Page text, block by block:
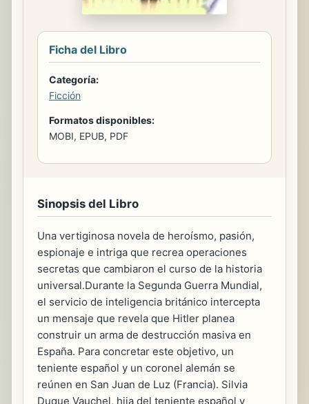
Ficha del Libro
Categoría:
Ficción
Formatos disponibles:
MOBI, EPUB, PDF
Sinopsis del Libro
Una vertiginosa novela de heroísmo, pasión,
espionaje e intriga que recrea operaciones
secretas que cambiaron el curso de la historia
universal.Durante la Segunda Guerra Mundial,
el servicio de inteligencia británico intercepta
un mensaje que revela que Hitler planea
construir un arma de destrucción masiva en
España. Para concretar este objetivo, un
teniente español y un coronel alemán se
reúnen en San Juan de Luz (Francia). Silvia
Duque Vauchel, hija del teniente español y